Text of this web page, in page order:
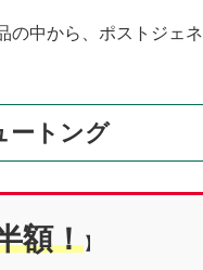
の中から、ポストジェ
ートング
額！】